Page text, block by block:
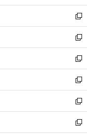
開
く
ウ
で
開
く
ン
ド
ウ
で
開
く
ウ
ィ
ン
ド
ウ
で
開
く
新
し
い
ウ
ィ
ン
ド
ウ
で
開
く
新
し
い
ウ
ィ
ン
ド
ウ
で
開
新
し
い
ウ
ィ
ン
ド
ウ
新
し
い
ウ
ィ
新
し
い
新